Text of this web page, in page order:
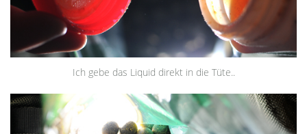
Ich gebe das Liquid direkt in die Tüte..